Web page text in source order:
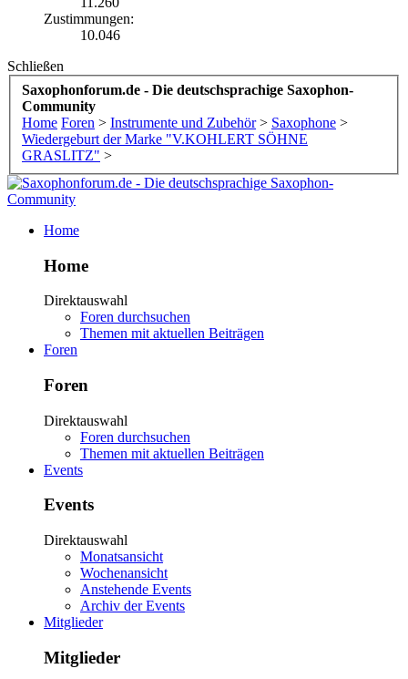
Zustimmungen:
10.046
Schließen
Saxophonforum.de - Die deutschsprachige Saxophon-
Community
Home Foren > Instrumente und Zubehör > Saxophone >
Wiedergeburt der Marke "V.KOHLERT SÖHNE
GRASLITZ" >
Home
Home
Direktauswahl
Foren durchsuchen
Themen mit aktuellen Beiträgen
Foren
Foren
Direktauswahl
Foren durchsuchen
Themen mit aktuellen Beiträgen
Events
Events
Direktauswahl
Monatsansicht
Wochenansicht
Anstehende Events
Archiv der Events
Mitglieder
Mitglieder